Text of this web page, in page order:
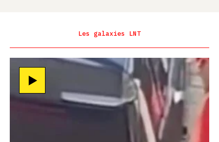
Les galaxies LNT